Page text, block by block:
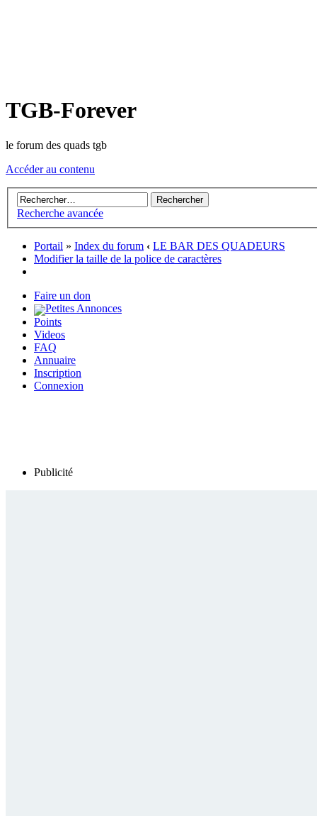
TGB-Forever
le forum des quads tgb
Accéder au contenu
Recherche avancée
Portail » Index du forum ‹ LE BAR DES QUADEURS
Modifier la taille de la police de caractères
Faire un don
Petites Annonces
Points
Videos
FAQ
Annuaire
Inscription
Connexion
Publicité